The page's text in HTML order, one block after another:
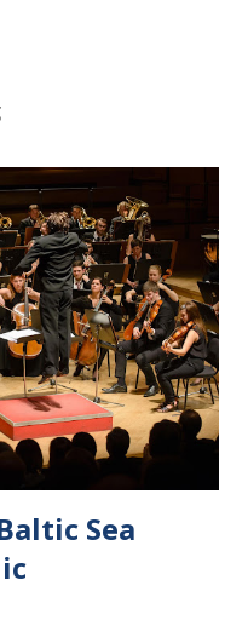
Sea